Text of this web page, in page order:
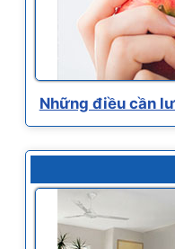
Những điều cần